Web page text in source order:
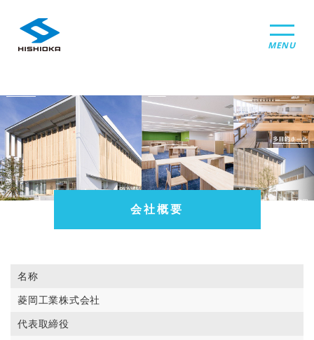
MENU
会社概要
名称
菱岡工業株式会社
代表取締役